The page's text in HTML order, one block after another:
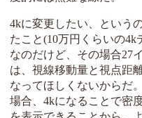
4kに変更したい、という
たこと(10万円くらいの
なのだけど、その場合27
は、視線移動量と視点距
なってほしくないからだ
場合、4kになることで密